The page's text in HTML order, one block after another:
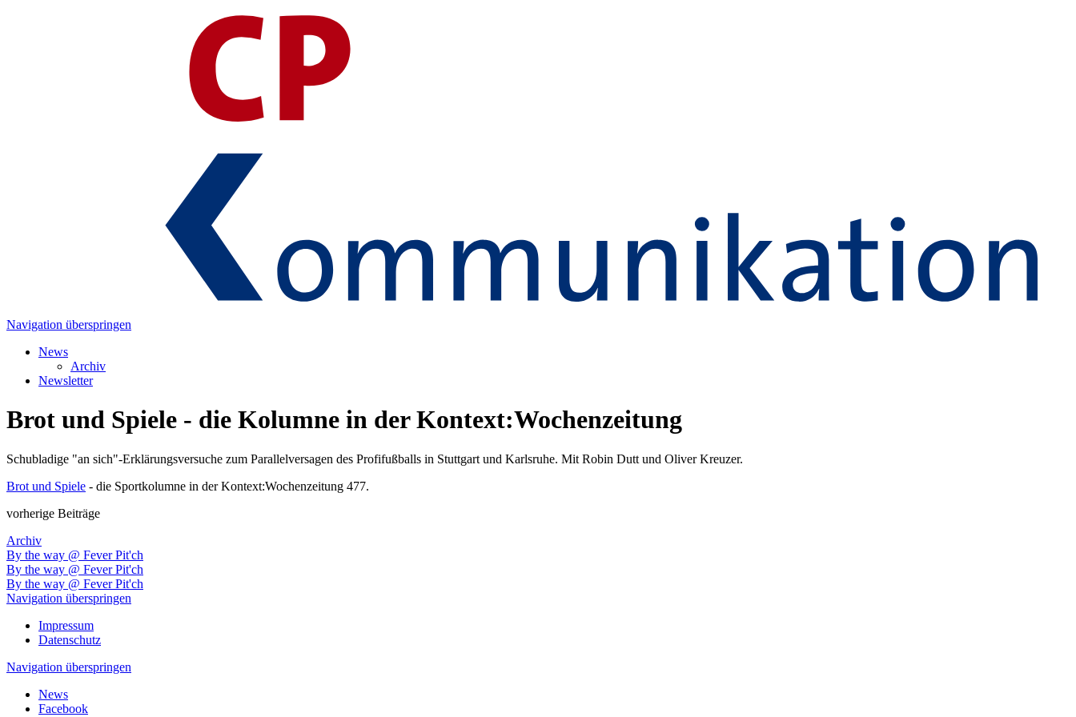
Navigation überspringen
News
Archiv
Newsletter
Brot und Spiele - die Kolumne in der Kontext:Wochenzeitung
Schubladige "an sich"-Erklärungsversuche zum Parallelversagen des Profifußballs in Stuttgart und Karlsruhe. Mit Robin Dutt und Oliver Kreuzer.
Brot und Spiele - die Sportkolumne in der Kontext:Wochenzeitung 477.
vorherige Beiträge
Archiv
By the way @ Fever Pit'ch
By the way @ Fever Pit'ch
By the way @ Fever Pit'ch
Navigation überspringen
Impressum
Datenschutz
Navigation überspringen
News
Facebook